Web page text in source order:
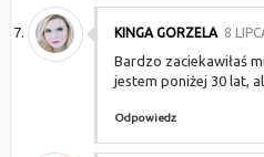
KINGA GORZELA 8
Bardzo zaciekawiłaś
jestem poniżej 30 lat,
Odpowiedz